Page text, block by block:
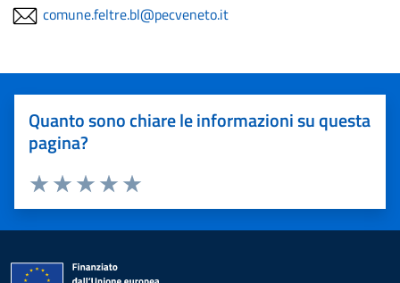
comune.feltre.bl@pecveneto.it
Quanto sono chiare le informazioni su questa
pagina?
Valuta 5 stelle su 5
Valuta 4 stelle su 5
Valuta 3 stelle su 5
Valuta 2 stelle su 5
Valuta 1 stelle su 5